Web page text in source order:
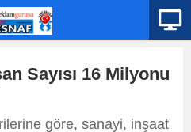
Sayısı 16 Milyonu
göre, sanayi, inşaat